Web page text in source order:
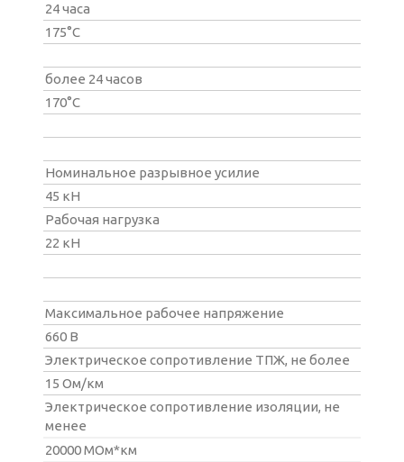
24 часа
175°С
более 24 часов
170°С
Номинальное разрывное усилие
45 кН
Рабочая нагрузка
22 кН
Максимальное рабочее напряжение
660 В
Электрическое сопротивление ТПЖ, не более
15 Ом/км
Электрическое сопротивление изоляции, не
менее
20000 МОм*км